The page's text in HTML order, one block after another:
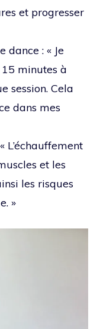
et progresser
dance : « Je
minutes à
session. Cela
dans mes
L’échauffement
et les
les risques
»